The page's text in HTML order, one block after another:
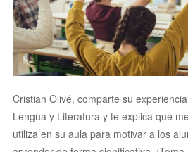
Cristian Olivé, comparte su
Lengua y Literatura y te explica qué
utiliza en su aula para motivar a los